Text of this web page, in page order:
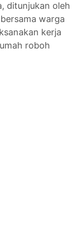
ditunjukan oleh
warga
kerja
roboh